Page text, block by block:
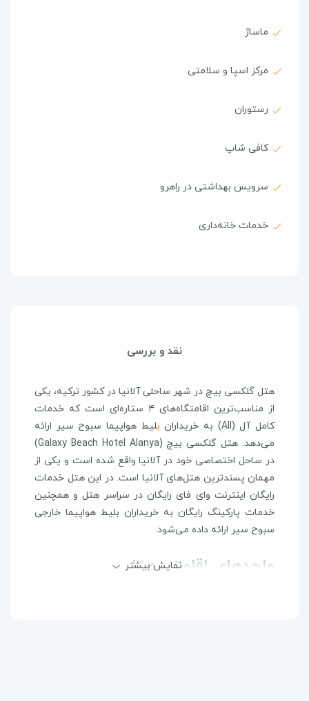
ماساژ
مرکز اسپا و سلامتی
رستوران
کافی شاپ
سرویس بهداشتی در راهرو
خدمات خانه‌داری
نقد و بررسی
هتل گلکسی بیچ در شهر ساحلی آلانیا در کشور ترکیه، یکی
از مناسب‌ترین اقامتگاه‌های ۴ ستاره‌ای است که خدمات
کامل آل (All) به خریداران
بلیط هواپیما سبوح سیر ارائه
می‌دهد. هتل گلکسی بیچ (Galaxy Beach Hotel Alanya)
در ساحل اختصاصی خود در آلانیا واقع شده است و یکی از
مهمان پسندترین هتل‌های آلانیا است. در این هتل خدمات
رایگان اینترنت وای فای رایگان در سراسر هتل و همچنین
خدمات پارکینگ رایگان به خریداران بلیط هواپیما خارجی
سبوح سیر ارائه داده می‌شود.
واحدهای اقامتی هتل
نمایش بیشتر